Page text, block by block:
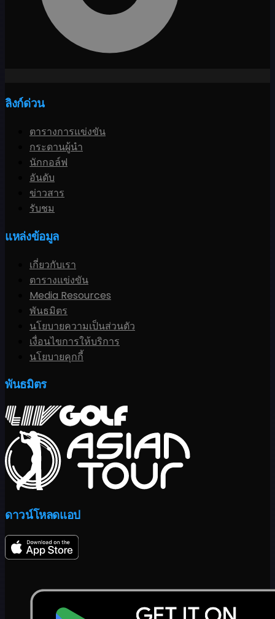
ลิงก์ด่วน
ตารางการแข่งขัน
กระดานผู้นำ
นักกอล์ฟ
อันดับ
ข่าวสาร
รับชม
แหล่งข้อมูล
เกี่ยวกับเรา
ตารางแข่งขัน
Media Resources
พันธมิตร
นโยบายความเป็นส่วนตัว
เงื่อนไขการให้บริการ
นโยบายคุกกี้
พันธมิตร
ดาวน์โหลดแอป